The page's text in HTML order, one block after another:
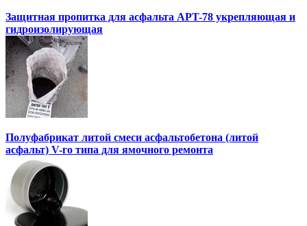
Защитная пропитка для асфальта APT-78 укрепляющая и
гидроизолирующая
Полуфабрикат литой смеси асфальтобетона (литой
асфальт) V-го типа для ямочного ремонта